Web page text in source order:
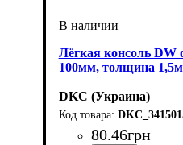
Лёгкая консоль DW
100мм, толщина
DKC (Украина)
80.46грн